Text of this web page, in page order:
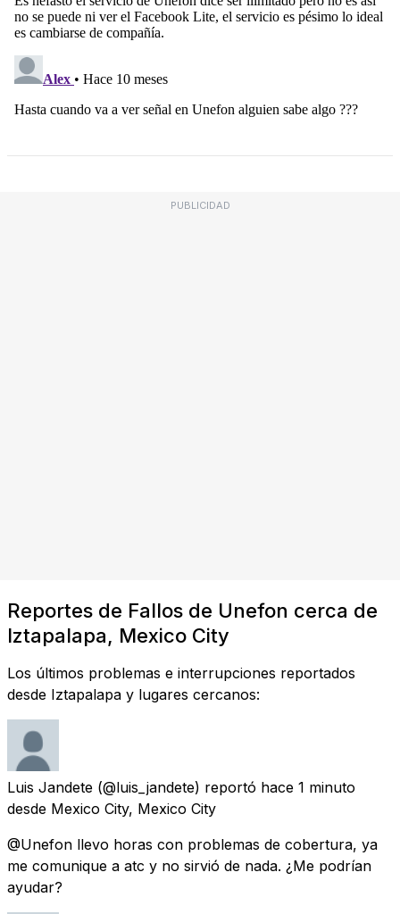
PUBLICIDAD
Reportes de Fallos de Unefon cerca de
Iztapalapa, Mexico City
Los últimos problemas e interrupciones reportados
desde Iztapalapa y lugares cercanos:
Luis Jandete (@luis_jandete) reportó hace 1 minuto
desde Mexico City, Mexico City
@Unefon llevo horas con problemas de cobertura, ya
me comunique a atc y no sirvió de nada. ¿Me podrían
ayudar?